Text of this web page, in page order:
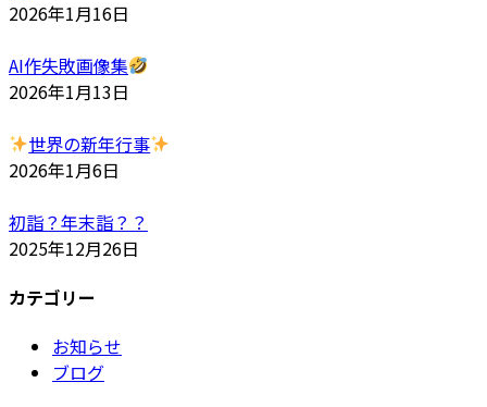
2026年1月16日
AI作失敗画像集
2026年1月13日
世界の新年行事
2026年1月6日
初詣？年末詣？？
2025年12月26日
カテゴリー
お知らせ
ブログ